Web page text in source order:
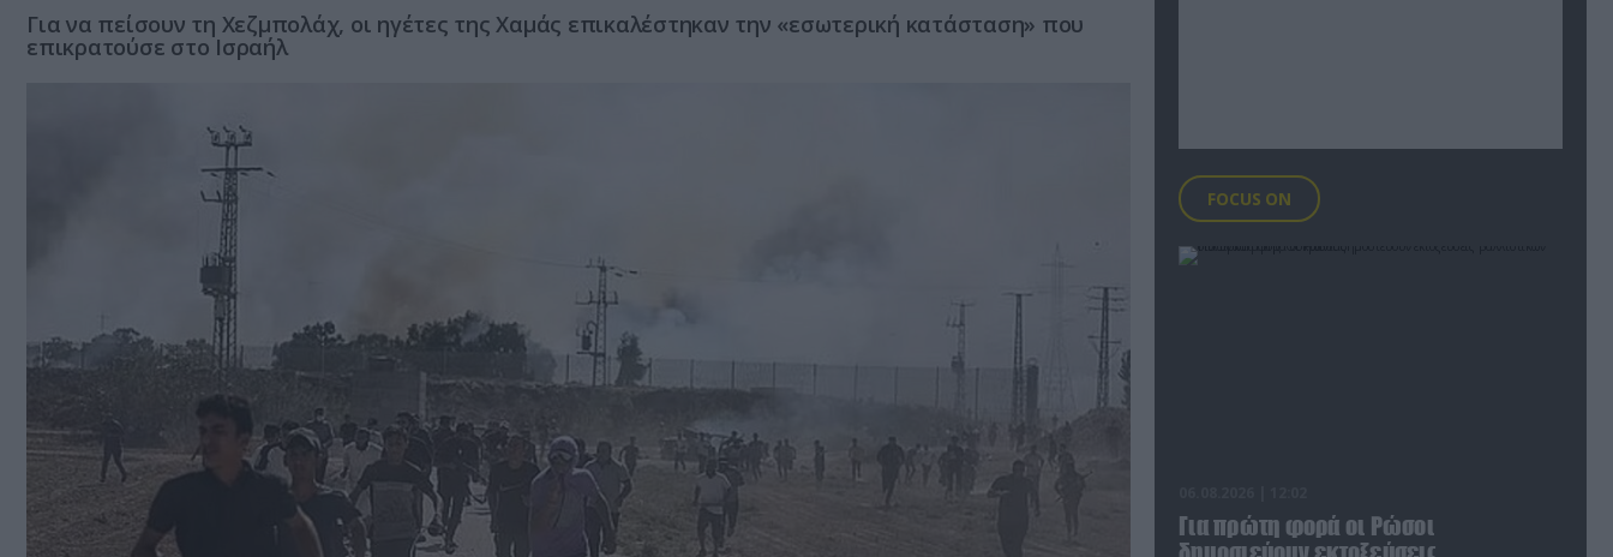
Για να πείσουν τη Χεζμπολάχ, οι ηγέτες της Χαμάς επικαλέστηκαν την «εσωτερική κατάσταση» που
επικρατούσε στο Ισραήλ
FOCUS ON
Για πρώτη φορά οι Ρώσοι